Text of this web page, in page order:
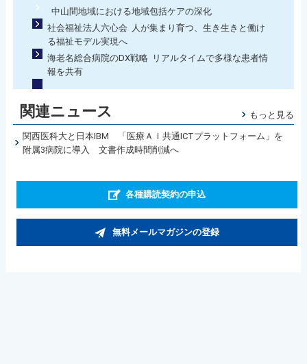
中山間地域における地域包括ケアの深化
社会福祉法人六心会 人が集まり育つ、生き生きと働け
る福祉モデル実現へ
海老名総合病院のDX戦略 リアルタイムで多様な患者情
報を共有
関連ニュース もっと見る
関西医科大と日本IBM 「医療ＡＩ共通ICTプラットフォーム」を
附属3病院に導入 文書作成時間削減へ
各種購読契約の申込
無料メールマガジンの登録